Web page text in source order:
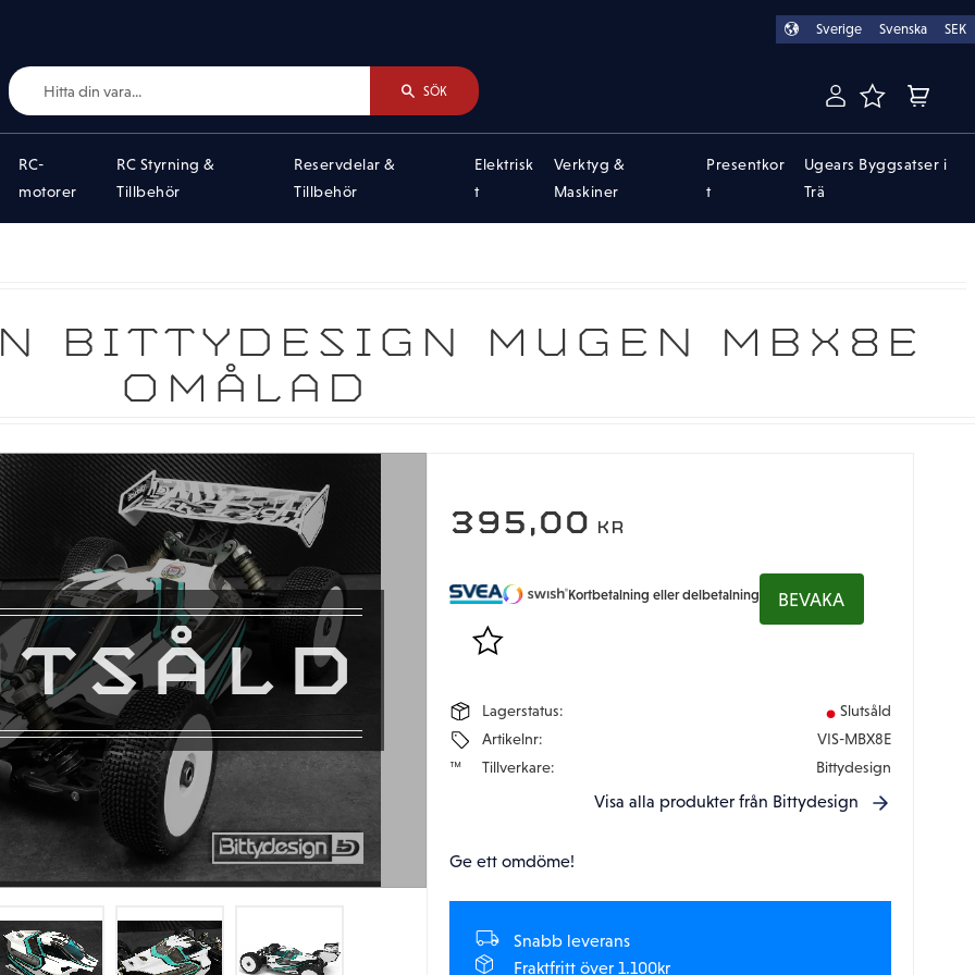
Sverige Svenska SEK
SÖK FAVORITER
RC-
motorer
RC Styrning &
Tillbehör
Reservdelar &
Tillbehör
Elektrisk
t
Verktyg &
Maskiner
Presentkor
t
Ugears Byggsatser i
Trä
BITTYDESIGN MUGEN MBX8E
OMÅLAD
395,00 KR
Lägg till i favoriter
Kortbetalning eller delbetalning BEVAKA
Lagerstatus
Slutsåld
Artikelnr
VIS-MBX8E
Tillverkare
Bittydesign
Visa alla produkter från Bittydesign
Ge ett omdöme!
Snabb leverans
Fraktfritt över 1.100kr